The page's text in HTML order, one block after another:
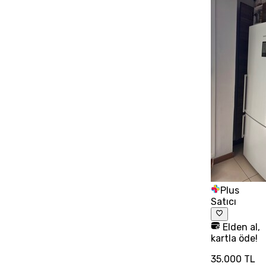
Plus
Satıcı
Elden al,
kartla öde!
35.000 TL